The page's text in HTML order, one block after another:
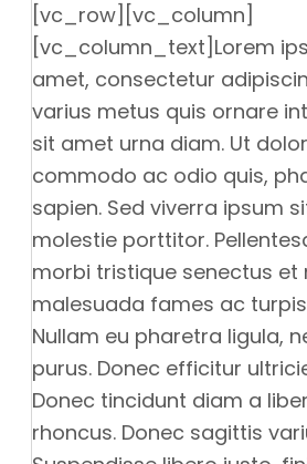
[vc_row][vc_column]
[vc_column_text]Lorem
amet, consectetur
varius metus quis ornare
sit amet urna diam. Ut
commodo ac odio quis,
sapien. Sed viverra ipsum
molestie porttitor.
morbi tristique senectus et
malesuada fames ac
Nullam eu pharetra ligula,
purus. Donec efficitur
Donec tincidunt diam a
rhoncus. Donec sagittis